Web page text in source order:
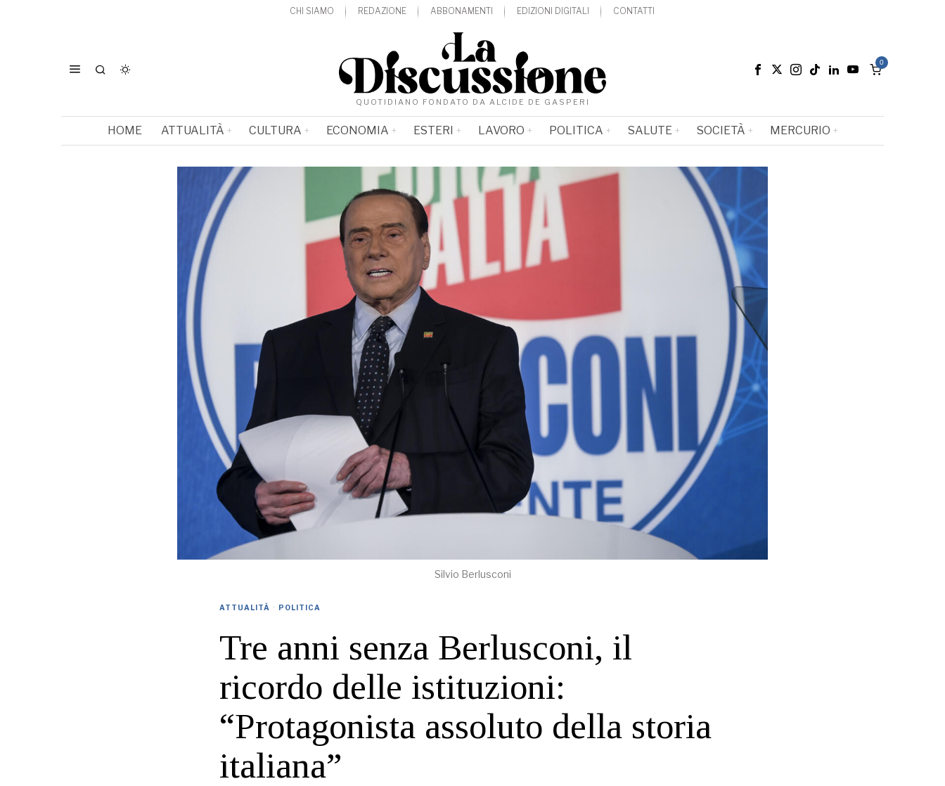
CHI SIAMO REDAZIONE ABBONAMENTI EDIZIONI DIGITALI CONTATTI
QUOTIDIANO FONDATO DA ALCIDE DE GASPERI
0
HOME ATTUALITÀ CULTURA ECONOMIA ESTERI LAVORO POLITICA SALUTE SOCIETÀ MERCURIO
Silvio Berlusconi
ATTUALITÀ · POLITICA
Tre anni senza Berlusconi, il
ricordo delle istituzioni:
“Protagonista assoluto della storia
italiana”